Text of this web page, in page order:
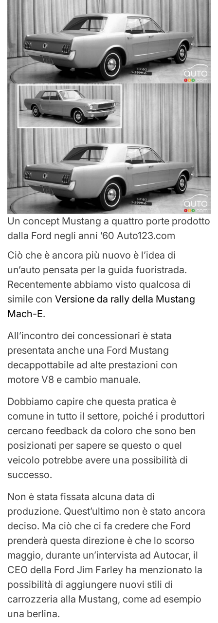
Un concept Mustang a quattro porte prodotto
dalla Ford negli anni ’60 Auto123.com
Ciò che è ancora più nuovo è l’idea di
un’auto pensata per la guida fuoristrada.
Recentemente abbiamo visto qualcosa di
simile con Versione da rally della Mustang
Mach-E.
All’incontro dei concessionari è stata
presentata anche una Ford Mustang
decappottabile ad alte prestazioni con
motore V8 e cambio manuale.
Dobbiamo capire che questa pratica è
comune in tutto il settore, poiché i produttori
cercano feedback da coloro che sono ben
posizionati per sapere se questo o quel
veicolo potrebbe avere una possibilità di
successo.
Non è stata fissata alcuna data di
produzione. Quest’ultimo non è stato ancora
deciso. Ma ciò che ci fa credere che Ford
prenderà questa direzione è che lo scorso
maggio, durante un’intervista ad Autocar, il
CEO della Ford Jim Farley ha menzionato la
possibilità di aggiungere nuovi stili di
carrozzeria alla Mustang, come ad esempio
una berlina.